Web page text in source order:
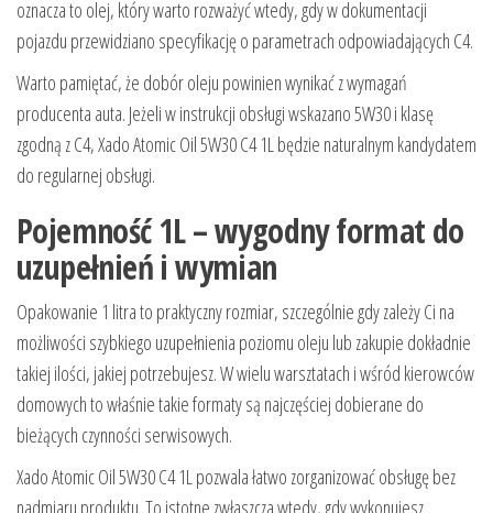
oznacza to olej, który warto rozważyć wtedy, gdy w dokumentacji
pojazdu przewidziano specyfikację o parametrach odpowiadających C4.
Warto pamiętać, że dobór oleju powinien wynikać z wymagań
producenta auta. Jeżeli w instrukcji obsługi wskazano 5W30 i klasę
zgodną z C4, Xado Atomic Oil 5W30 C4 1L będzie naturalnym kandydatem
do regularnej obsługi.
Pojemność 1L – wygodny format do
uzupełnień i wymian
Opakowanie 1 litra to praktyczny rozmiar, szczególnie gdy zależy Ci na
możliwości szybkiego uzupełnienia poziomu oleju lub zakupie dokładnie
takiej ilości, jakiej potrzebujesz. W wielu warsztatach i wśród kierowców
domowych to właśnie takie formaty są najczęściej dobierane do
bieżących czynności serwisowych.
Xado Atomic Oil 5W30 C4 1L pozwala łatwo zorganizować obsługę bez
nadmiaru produktu. To istotne zwłaszcza wtedy, gdy wykonujesz